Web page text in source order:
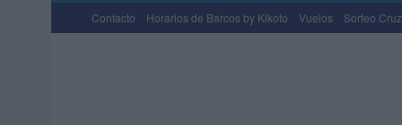
Contacto Horarios de Barcos by Kikoto Vuelos Sorteo